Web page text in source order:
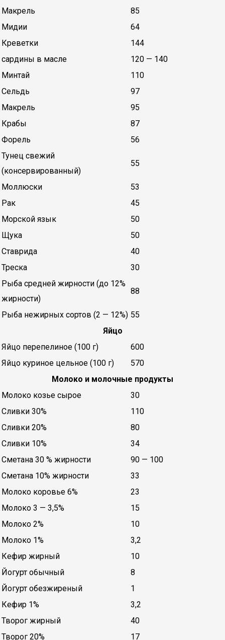
Макрель
85
Мидии
64
Креветки
144
сардины в масле
120 — 140
Минтай
110
Сельдь
97
Макрель
95
Крабы
87
Форель
56
Тунец свежий
(консервированный)
55
Моллюски
53
Рак
45
Морской язык
50
Щука
50
Ставрида
40
Треска
30
Рыба средней жирности (до 12%
жирности)
88
Рыба нежирных сортов (2 — 12%) 55
Яйцо
Яйцо перепелиное (100 г)
600
Яйцо куриное цельное (100 г)
570
Молоко и молочные продукты
Молоко козье сырое
30
Сливки 30%
110
Сливки 20%
80
Сливки 10%
34
Сметана 30 % жирности
90 — 100
Сметана 10% жирности
33
Молоко коровье 6%
23
Молоко 3 — 3,5%
15
Молоко 2%
10
Молоко 1%
3,2
Кефир жирный
10
Йогурт о6ычный
8
Йогурт обезжиреный
1
Кефир 1%
3,2
Творог жирный
40
Творог 20%
17